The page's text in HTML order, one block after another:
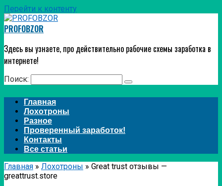
Перейти к контенту
PROFOBZOR
Здесь вы узнаете, про действительно рабочие схемы заработка в
интернете!
Поиск:
Главная
Лохотроны
Разное
Проверенный заработок!
Контакты
Все статьи
Главная » Лохотроны » Great trust отзывы —
greattrust.store